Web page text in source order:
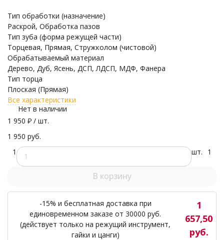
Тип обработки (назначение)
Раскрой, Обработка пазов
Тип зуба (форма режущей части)
Торцевая, Прямая, Стружколом (чистовой)
Обрабатываемый материал
Дерево, Дуб, Ясень, ДСП, ЛДСП, МДФ, Фанера
Тип торца
Плоская (Прямая)
Все характеристики
Нет в наличии
1 950 ₽ / шт.
1 950 руб.
1
шт. 1
В корзину
-15% и бесплатная доставка при
единовременном заказе от 30000 руб.
(действует только на режущий инструмент,
гайки и цанги)
1
657,50
руб.